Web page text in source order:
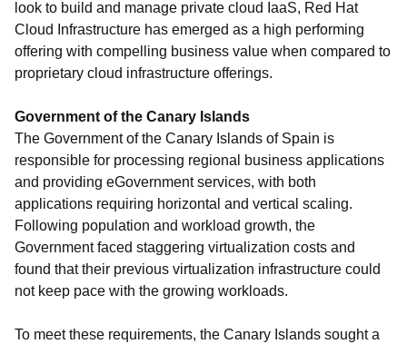
look to build and manage private cloud IaaS, Red Hat
Cloud Infrastructure has emerged as a high performing
offering with compelling business value when compared to
proprietary cloud infrastructure offerings.
Government of the Canary Islands
The Government of the Canary Islands of Spain is
responsible for processing regional business applications
and providing eGovernment services, with both
applications requiring horizontal and vertical scaling.
Following population and workload growth, the
Government faced staggering virtualization costs and
found that their previous virtualization infrastructure could
not keep pace with the growing workloads.
To meet these requirements, the Canary Islands sought a